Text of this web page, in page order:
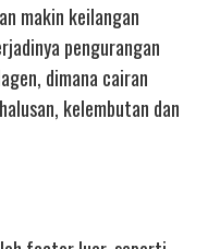
makin keilangan
pengurangan
dimana cairan
kelembutan dan